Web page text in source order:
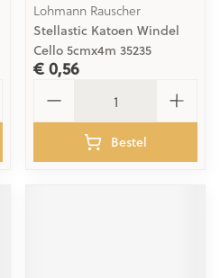
Lohmann Rauscher
Stellastic Katoen Windel
Cello 5cmx4m 35235
€ 0,56
Bestel